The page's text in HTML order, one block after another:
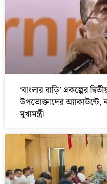
‘বাংলার বাড়ি’ প্রকল্পের
উপভোক্তাদের অ্যাকাউন্টে,
মুখ্যমন্ত্রী